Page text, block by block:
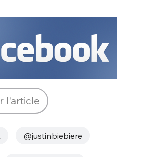
l'article
@justinbiebiere